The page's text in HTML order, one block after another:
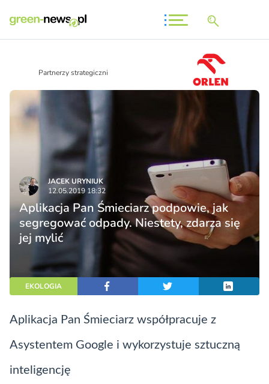
Partnerzy strategiczni
JACEK URYNIUK
12.05.2019 18:32
Aplikacja Pan Śmieciarz podpowie, jak
segregować odpady. Niestety, zdarza się
jej mylić
EKOLOGIA
Aplikacja Pan Śmieciarz współpracuje z
Asystentem Google i wykorzystuje sztuczną
inteligencję